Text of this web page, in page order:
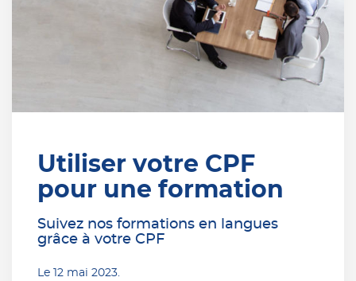
Utiliser votre CPF
pour une formation
Suivez nos formations en langues
grâce à votre CPF
Le 12 mai 2023.